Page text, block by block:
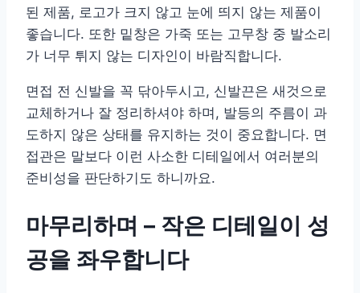
된 제품, 로고가 크지 않고 눈에 띄지 않는 제품이
좋습니다. 또한 밑창은 가죽 또는 고무창 중 발소리
가 너무 튀지 않는 디자인이 바람직합니다.
면접 전 신발을 꼭 닦아두시고, 신발끈은 새것으로
교체하거나 잘 정리하셔야 하며, 발등의 주름이 과
도하지 않은 상태를 유지하는 것이 중요합니다. 면
접관은 말보다 이런 사소한 디테일에서 여러분의
준비성을 판단하기도 하니까요.
마무리하며 – 작은 디테일이 성
공을 좌우합니다